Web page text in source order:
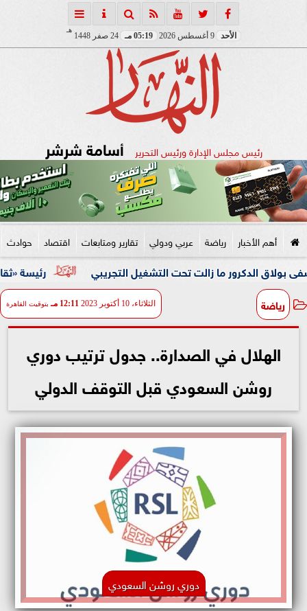
الأحد 05:19 مـ 24 صفر 1448
هـ
رئيس مجلس الإدارة ورئيس التحرير أسامة شرشر
أهم الأخبار رياضة عربي ودولي تقارير ومتابعات اقتصاد حوادث
رئيسة «ثقافة ما زالت تحت التشغيل التجريبي
رياضة الثلاثاء، 10 أكتوبر 2023 12:11 مـ بتوقيت القاهرة
الهلال في الصدارة.. جدول ترتيب دوري
روشن السعودي قبل التوقف الدولي
دوري روشن السعودي